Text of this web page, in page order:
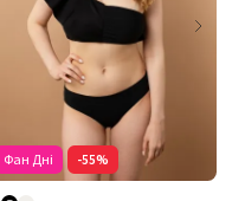
Фан Дні -55%